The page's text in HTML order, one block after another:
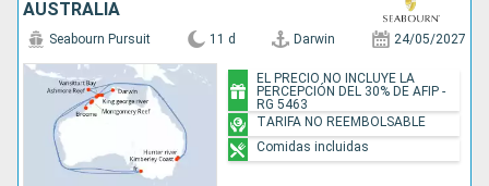
AUSTRALIA
Seabourn Pursuit 11 d Darwin 24/05/2027
EL PRECIO NO INCLUYE LA
PERCEPCIÓN DEL 30% DE AFIP -
RG 5463
TARIFA NO REEMBOLSABLE
Comidas incluidas